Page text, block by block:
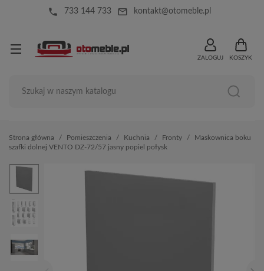
local_phone 733 144 733 mail_outline kontakt@otomeble.pl
ZALOGUJ KOSZYK
Strona główna Pomieszczenia Kuchnia Fronty
Maskownica boku
szafki dolnej VENTO DZ-72/57 jasny popiel połysk